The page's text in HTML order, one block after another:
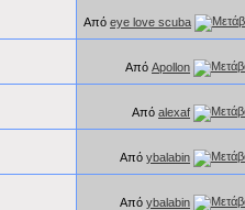
Από eye love scuba
Από Apollon
Από alexaf
Από ybalabin
Από ybalabin